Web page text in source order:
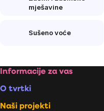
mješavine
Sušeno voće
Footer
Informacije za vas
O tvrtki
Naši projekti